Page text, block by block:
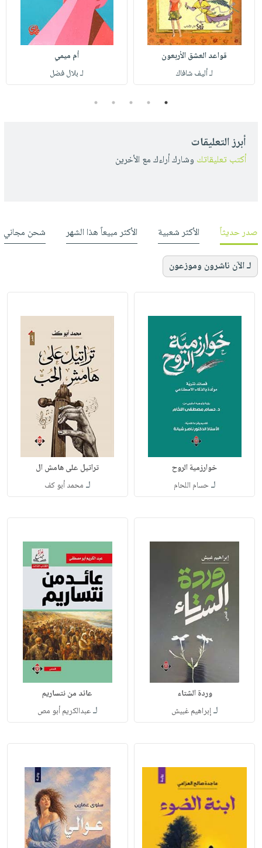
قواعد العشق الأربعون
لـ أليف شافاك
أم ميمي
لـ بلال فضل
1
2
3
4
5
أبرز التعليقات
أكتب تعليقاتك وشارك أراءك مع الأخرين
صدر حديثاً الأكثر شعبية الأكثر مبيعاً هذا الشهر شحن مجاني
لـ الآن ناشرون وموزعون
خوارزمية الروح
لـحسام اللحام
تراتيل على هامش ال
لـ محمد أبو كف
وردة الشتاء
لـإبراهيم غبيش
عائد من نتساريم
لـعبدالكريم أبو مص